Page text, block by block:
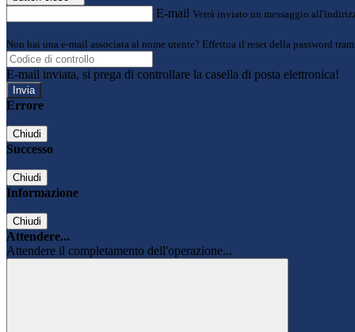
E-mail Verrà inviato un messaggio
Non hai una e-mail associata al nome utente? Effettua il reset della password
E-mail inviata, si prega di controllare la casella di posta elettronica!
Errore
Chiudi
Successo
Chiudi
Informazione
Chiudi
Attendere...
Attendere il completamento dell'operazione...